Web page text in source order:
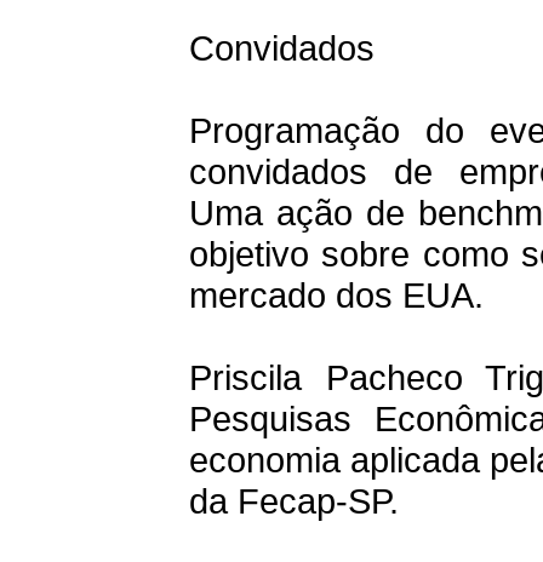
Convidados
Programação do
convidados de
Uma ação de
objetivo sobre como
mercado dos EUA.
Priscila Pacheco
Pesquisas
economia aplicada
da Fecap-SP.